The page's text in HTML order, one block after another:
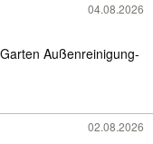
04.08.2026
Außenreinigung-
02.08.2026